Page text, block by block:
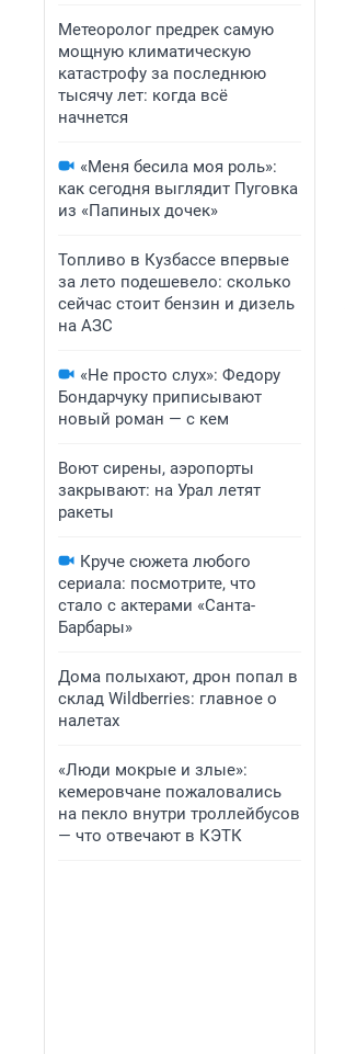
Метеоролог предрек самую
мощную климатическую
катастрофу за последнюю
тысячу лет: когда всё
начнется
«Меня бесила моя роль»:
как сегодня выглядит Пуговка
из «Папиных дочек»
Топливо в Кузбассе впервые
за лето подешевело: сколько
сейчас стоит бензин и дизель
на АЗС
«Не просто слух»: Федору
Бондарчуку приписывают
новый роман — с кем
Воют сирены, аэропорты
закрывают: на Урал летят
ракеты
Круче сюжета любого
сериала: посмотрите, что
стало с актерами «Санта-
Барбары»
Дома полыхают, дрон попал в
склад Wildberries: главное о
налетах
«Люди мокрые и злые»:
кемеровчане пожаловались
на пекло внутри троллейбусов
— что отвечают в КЭТК